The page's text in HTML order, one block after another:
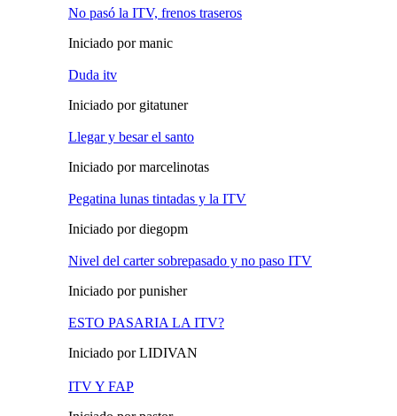
No pasó la ITV, frenos traseros
Iniciado por manic
Duda itv
Iniciado por gitatuner
Llegar y besar el santo
Iniciado por marcelinotas
Pegatina lunas tintadas y la ITV
Iniciado por diegopm
Nivel del carter sobrepasado y no paso ITV
Iniciado por punisher
ESTO PASARIA LA ITV?
Iniciado por LIDIVAN
ITV Y FAP